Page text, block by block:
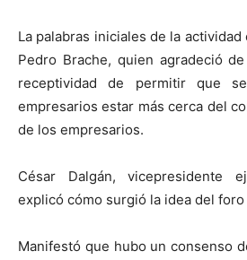
La palabras iniciales de la
Pedro Brache, quien agradeció
receptividad de permitir que
empresarios estar más cerca del
de los empresarios.
César Dalgán, vicepresidente
explicó cómo surgió la idea del foro
Manifestó que hubo un consenso